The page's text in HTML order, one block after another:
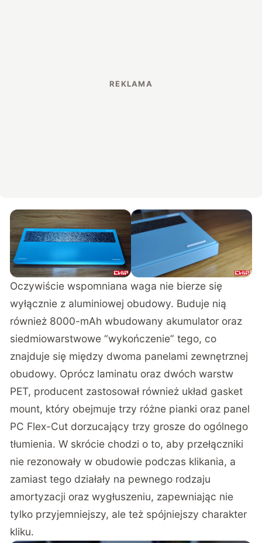
Oczywiście wspomniana waga nie bierze się
wyłącznie z aluminiowej obudowy. Buduje nią
również 8000-mAh wbudowany akumulator oraz
siedmiowarstwowe “wykończenie” tego, co
znajduje się między dwoma panelami zewnętrznej
obudowy. Oprócz laminatu oraz dwóch warstw
PET, producent zastosował również układ gasket
mount, który obejmuje trzy różne pianki oraz panel
PC Flex-Cut dorzucający trzy grosze do ogólnego
tłumienia. W skrócie chodzi o to, aby przełączniki
nie rezonowały w obudowie podczas klikania, a
zamiast tego działały na pewnego rodzaju
amortyzacji oraz wygłuszeniu, zapewniając nie
tylko przyjemniejszy, ale też spójniejszy charakter
kliku.